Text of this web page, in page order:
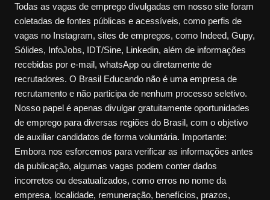
Todas as vagas de emprego divulgadas em nosso site foram
coletadas de fontes públicas e acessíveis, como perfis de
vagas no Instagram, sites de empregos, como Indeed, Gupy,
Sólides, InfoJobs, IDT/Sine, Linkedin, além de informações
recebidas por e-mail, whatsApp ou diretamente de
recrutadores. O Brasil Educando não é uma empresa de
recrutamento e não participa de nenhum processo seletivo.
Nosso papel é apenas divulgar gratuitamente oportunidades
de emprego para diversas regiões do Brasil, com o objetivo
de auxiliar candidatos de forma voluntária. Importante:
Embora nos esforcemos para verificar as informações antes
da publicação, algumas vagas podem conter dados
incorretos ou desatualizados, como erros no nome da
empresa, localidade, remuneração, benefícios, prazos,